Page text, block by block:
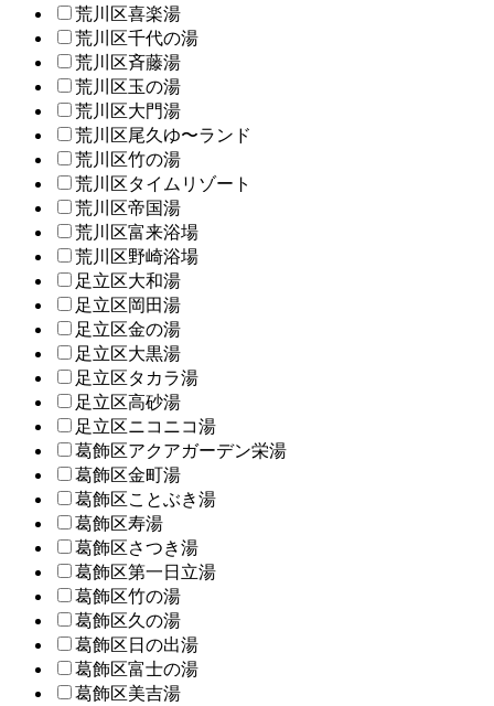
荒川区喜楽湯
荒川区千代の湯
荒川区斉藤湯
荒川区玉の湯
荒川区大門湯
荒川区尾久ゆ〜ランド
荒川区竹の湯
荒川区タイムリゾート
荒川区帝国湯
荒川区富来浴場
荒川区野崎浴場
足立区大和湯
足立区岡田湯
足立区金の湯
足立区大黒湯
足立区タカラ湯
足立区高砂湯
足立区ニコニコ湯
葛飾区アクアガーデン栄湯
葛飾区金町湯
葛飾区ことぶき湯
葛飾区寿湯
葛飾区さつき湯
葛飾区第一日立湯
葛飾区竹の湯
葛飾区久の湯
葛飾区日の出湯
葛飾区富士の湯
葛飾区美吉湯